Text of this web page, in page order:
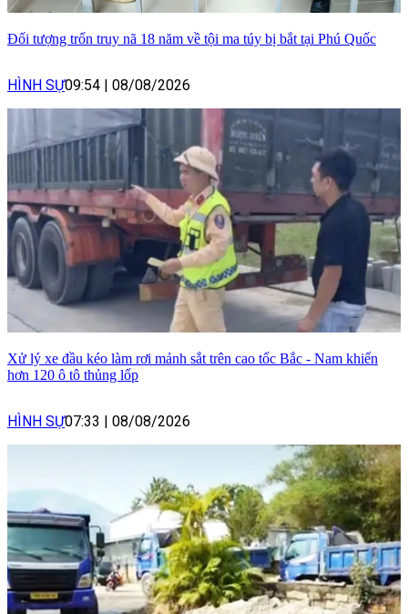
Đối tượng trốn truy nã 18 năm về tội ma túy bị bắt tại Phú Quốc
HÌNH SỰ09:54 08/08/2026
Xử lý xe đầu kéo làm rơi mảnh sắt trên cao tốc Bắc - Nam khiến
hơn 120 ô tô thủng lốp
HÌNH SỰ07:33 | 08/08/2026